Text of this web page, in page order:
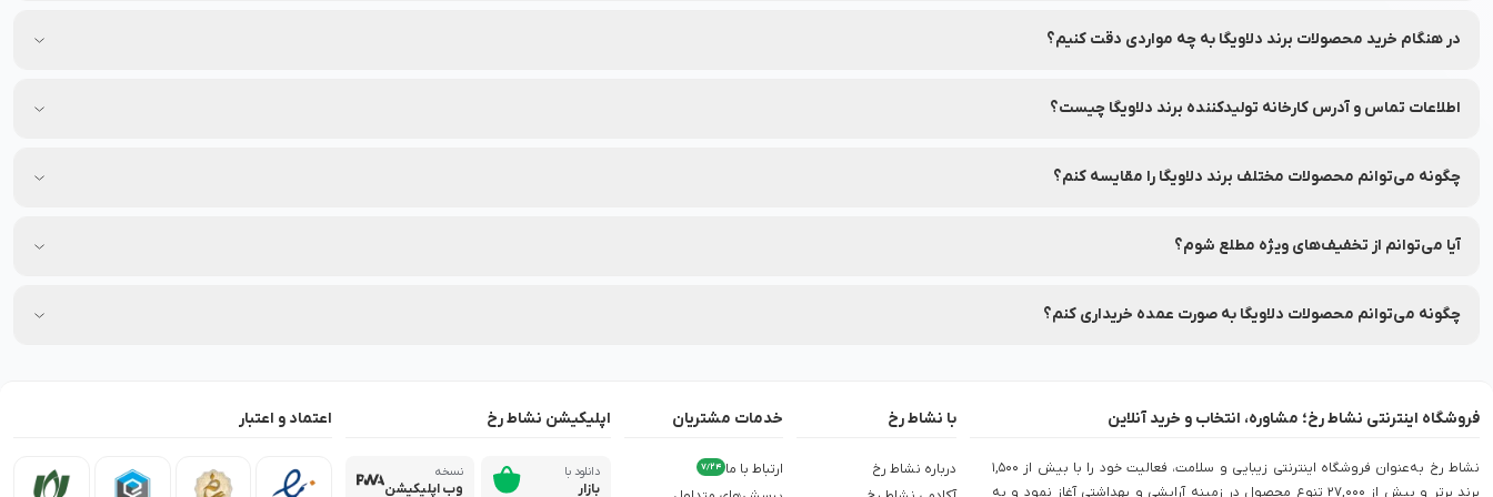
در هنگام خرید محصولات برند دلاویگا به چه مواردی دقت کنیم؟
اطلاعات تماس و آدرس کارخانه تولیدکننده برند دلاویگا چیست؟
چگونه می‌توانم محصولات مختلف برند دلاویگا را مقایسه کنم؟
آیا می‌توانم از تخفیف‌های ویژه مطلع شوم؟
چگونه می‌توانم محصولات دلاویگا به صورت عمده خریداری کنم؟
فروشگاه اینترنتی نشاط رخ؛ مشاوره، انتخاب و خرید آنلاین
نشاط رخ به‌عنوان فروشگاه اینترنتی زیبایی و سلامت، فعالیت خود را با بیش از 1,500
برند برتر و بیش از 27,000 تنوع محصول در زمینه آرایشی و بهداشتی آغاز نمود و به
با نشاط رخ
درباره نشاط رخ
خدمات مشتریان
ارتباط با ما 7/24
اپلیکیشن نشاط رخ
دانلود با
بازار
نسخه
وب اپلیکیشن
اعتماد و اعتبار